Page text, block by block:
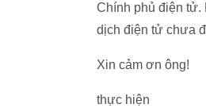
Chính phủ điện tử.
dịch điện tử chưa
Xin cảm ơn ông!
thực hiện